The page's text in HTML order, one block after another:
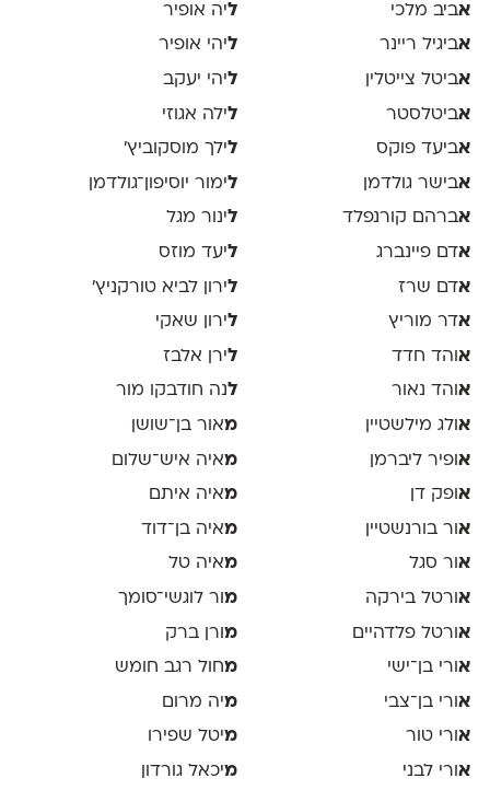
אביב מלכי
אביגיל ריינר
אביטל צייטלין
אביטלסטר
אביעד פוקס
אבישר גולדמן
אברהם קורנפלד
אדם פיינברג
אדם שרז
אדר מוריץ
אוהד חדד
אוהד נאור
אולג מילשטיין
אופיר ליברמן
אופק דן
אור בורנשטיין
אור סגל
אורטל בירקה
אורטל פלדהיים
אורי בן־ישי
אורי בן־צבי
אורי טור
אורי לבני
ליה אופיר
ליהי אופיר
ליהי יעקב
לילה אגוזי
לילך מוסקוביץ'
לימור יוסיפון־גולדמן
לינור מגל
ליעד מוזס
לירון לביא טורקניץ׳
לירון שאקי
לירן אלבז
לנה חודבקו מור
מאור בן־שושן
מאיה איש־שלום
מאיה איתם
מאיה בן־דוד
מאיה טל
מ ור לוגשי־סומך
מורן ברק
מחול רגב חומש
מיה מרום
מיטל שפירו
מיכאל גורדון